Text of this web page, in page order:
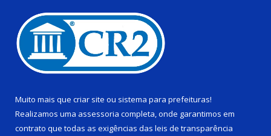
Muito mais que criar site ou sistema para prefeituras!
Realizamos uma assessoria completa, onde garantimos em
contrato que todas as exigências das leis de transparência